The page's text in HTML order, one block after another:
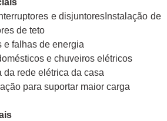
e disjuntoresInstalação de
de teto
e falhas de energia
e chuveiros elétricos
da rede elétrica da casa
para suportar maior carga